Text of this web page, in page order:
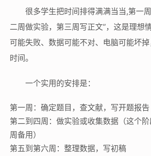
很多学生把时间排得满满当当,第一
二周做实验，第三周写正文”，这是理想
可能失败、数据可能不对、电脑可能坏
时间。
一个实用的安排是：
第一周：确定题目，查文献，写开题报告
第二到四周：做实验或收集数据（这个
周备用）
第五到第六周：整理数据，写初稿